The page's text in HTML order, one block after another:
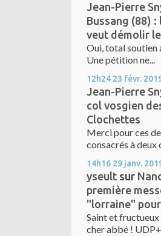
Jean-Pierre
Bussang (88) :
veut démolir
Oui, total soutien
Une pétition ne...
12h24 23 févr.
Jean-Pierre
col vosgien
Clochettes
Merci pour ces
consacrés à deux
14h16 29 janv.
yseult sur
première
"lorraine"
Saint et
cher abbé ! UDP+